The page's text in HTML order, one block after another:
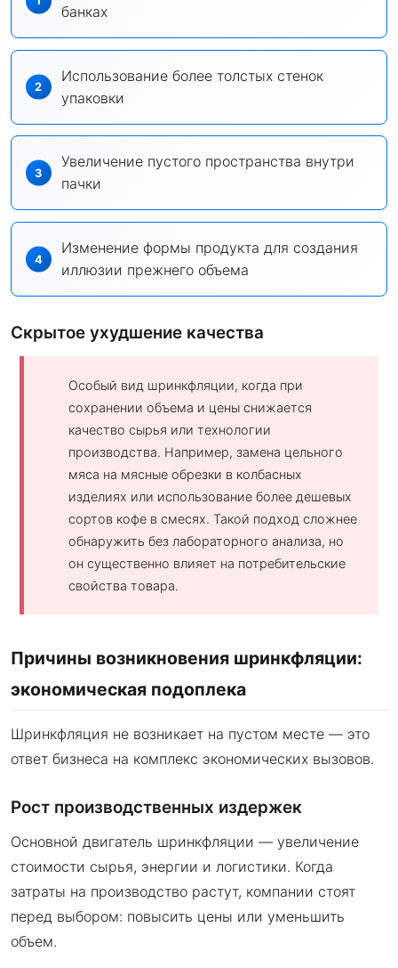
банках
Использование более толстых стенок
упаковки
Увеличение пустого пространства внутри
пачки
Изменение формы продукта для создания
иллюзии прежнего объема
Скрытое ухудшение качества
Особый вид шринкфляции, когда при
сохранении объема и цены снижается
качество сырья или технологии
производства. Например, замена цельного
мяса на мясные обрезки в колбасных
изделиях или использование более дешевых
сортов кофе в смесях. Такой подход сложнее
обнаружить без лабораторного анализа, но
он существенно влияет на потребительские
свойства товара.
Причины возникновения шринкфляции:
экономическая подоплека
Шринкфляция не возникает на пустом месте — это
ответ бизнеса на комплекс экономических вызовов.
Рост производственных издержек
Основной двигатель шринкфляции — увеличение
стоимости сырья, энергии и логистики. Когда
затраты на производство растут, компании стоят
перед выбором: повысить цены или уменьшить
объем.